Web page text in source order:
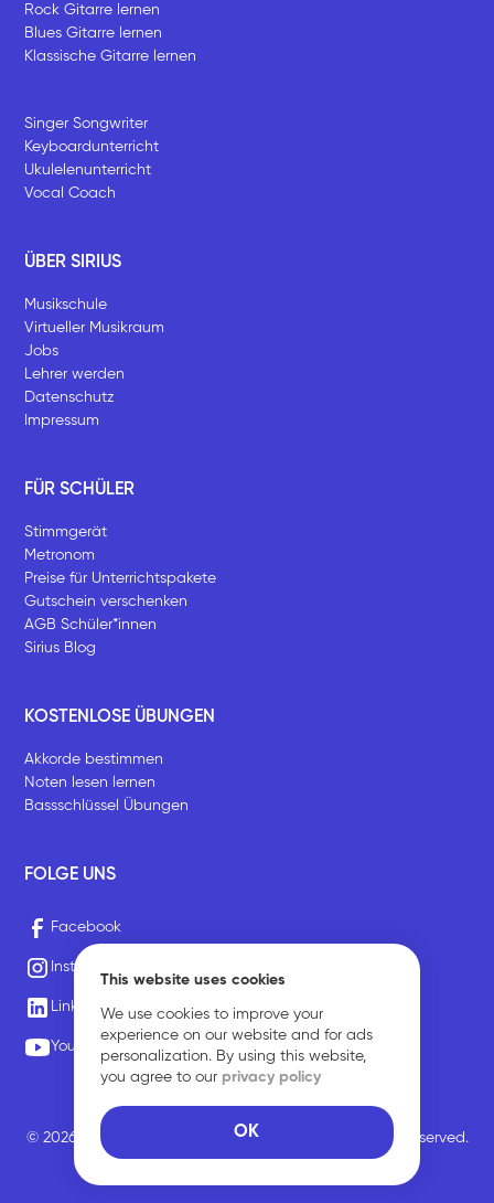
This website uses cookies
We use cookies to improve your
experience on our website and for ads
personalization. By using this website,
you agree to our privacy policy
OK
Rock Gitarre lernen
Blues Gitarre lernen
Klassische Gitarre lernen
Singer Songwriter
Keyboardunterricht
Ukulelenunterricht
Vocal Coach
ÜBER SIRIUS
Musikschule
Virtueller Musikraum
Jobs
Lehrer werden
Datenschutz
Impressum
FÜR SCHÜLER
Stimmgerät
Metronom
Preise für Unterrichtspakete
Gutschein verschenken
AGB Schüler*innen
Sirius Blog
KOSTENLOSE ÜBUNGEN
Akkorde bestimmen
Noten lesen lernen
Bassschlüssel Übungen
FOLGE UNS
Facebook
Instagram
LinkedIn
Youtube
© 2026 Sirius Music Communications GmbH. All rights reserved.